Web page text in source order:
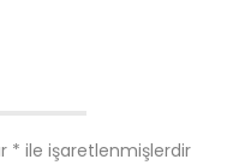
* ile işaretlenmişlerdir